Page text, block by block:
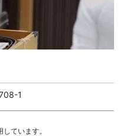
1
しています。